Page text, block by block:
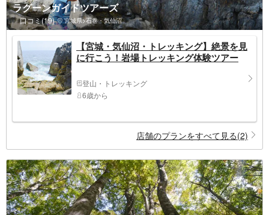
ラグーンガイドツアーズ
口コミ(19) 宮城県>石巻・気仙沼
【宮城・気仙沼・トレッキング】絶景を見
に行こう！岩場トレッキング体験ツアー
登山・トレッキング
6歳から
店舗のプランをすべて見る(2)